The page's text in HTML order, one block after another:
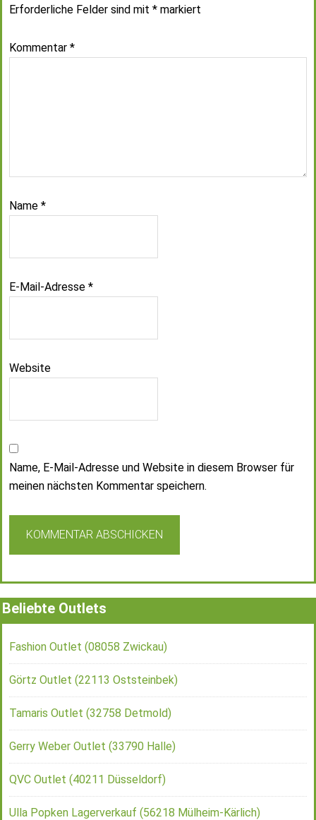
Erforderliche Felder sind mit * markiert
Kommentar *
Name *
E-Mail-Adresse *
Website
Name, E-Mail-Adresse und Website in diesem Browser für
meinen nächsten Kommentar speichern.
Beliebte Outlets
Fashion Outlet (08058 Zwickau)
Görtz Outlet (22113 Oststeinbek)
Tamaris Outlet (32758 Detmold)
Gerry Weber Outlet (33790 Halle)
QVC Outlet (40211 Düsseldorf)
Ulla Popken Lagerverkauf (56218 Mülheim-Kärlich)